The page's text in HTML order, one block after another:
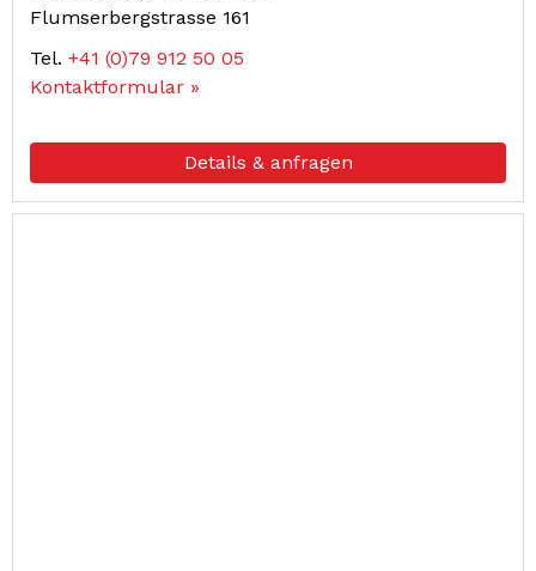
Flumserbergstrasse 161
Tel. +41 (0)79 912 50 05
Kontaktformular »
Details & anfragen